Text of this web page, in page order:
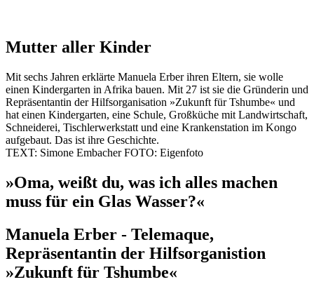
Mutter aller Kinder
Mit sechs Jahren erklärte Manuela Erber ihren Eltern, sie wolle
einen Kindergarten in Afrika bauen. Mit 27 ist sie die Gründerin und
Repräsentantin der Hilfsorganisation »Zukunft für Tshumbe« und
hat einen Kindergarten, eine Schule, Großküche mit Landwirtschaft,
Schneiderei, Tischlerwerkstatt und eine Krankenstation im Kongo
aufgebaut. Das ist ihre Geschichte.
TEXT: Simone Embacher FOTO: Eigenfoto
»Oma, weißt du, was ich alles machen
muss für ein Glas Wasser?«
Manuela Erber - Telemaque,
Repräsentantin der Hilfsorganistion
»Zukunft für Tshumbe«